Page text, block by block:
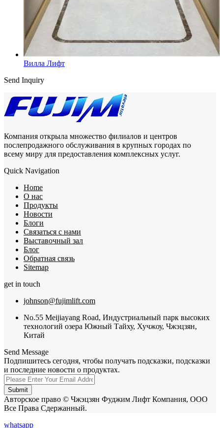
Вилла Лифт
Send Inquiry
Компания открыла множество филиалов и центров
послепродажного обслуживания в крупных городах по
всему миру для предоставления комплексных услуг.
Quick Navigation
Home
О нас
Продукты
Новости
Блоги
Связаться с нами
Выставочный зал
Блог
Обратная связь
Sitemap
get in touch
johnson@fujimlift.com
No.55 Meijiayang Road, Индустриальный парк высоких
технологий озера Южный Тайху, Хучжоу, Чжэцзян,
Китай
Send Message
Подпишитесь сегодня, чтобы получать подсказки, подсказки
и последние новости о продуктах.
Submit
Авторское право © Чжэцзян Фуджим Лифт Компания, ООО
Все Права Сдержанный.
whatsapp